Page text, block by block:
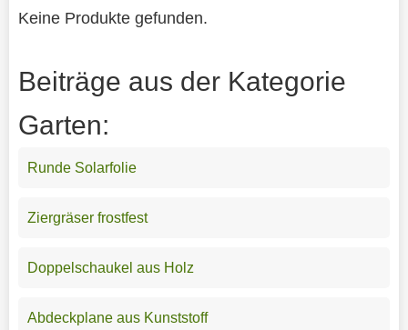
Keine Produkte gefunden.
Beiträge aus der Kategorie
Garten:
Runde Solarfolie
Ziergräser frostfest
Doppelschaukel aus Holz
Abdeckplane aus Kunststoff